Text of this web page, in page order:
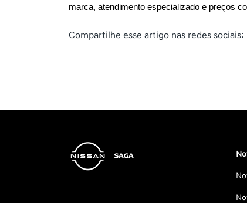
marca, atendimento especializado e preços
Compartilhe esse artigo nas redes sociais: